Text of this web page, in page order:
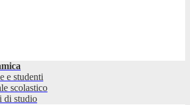
e studenti
scolastico
di studio